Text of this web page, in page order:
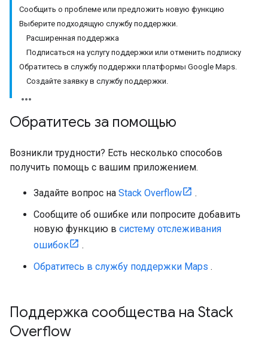
Сообщить о проблеме или предложить новую функцию
Выберите подходящую службу поддержки.
Расширенная поддержка
Подписаться на услугу поддержки или отменить подписку
Обратитесь в службу поддержки платформы Google Maps.
Создайте заявку в службу поддержки.
Обратитесь за помощью
Возникли трудности? Есть несколько способов
получить помощь с вашим приложением.
Задайте вопрос на Stack Overflow
.
Сообщите об ошибке или попросите добавить
новую функцию в систему отслеживания
ошибок
.
Обратитесь в службу поддержки Maps .
Поддержка сообщества на Stack
Overflow